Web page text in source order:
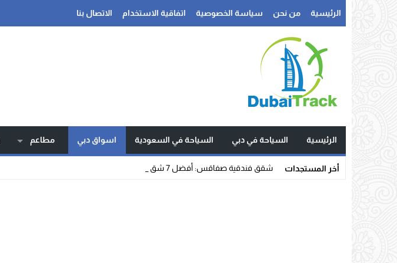
الرئيسية من نحن سياسة الخصوصية اتفاقية الاستخدام الاتصال بنا
الرئيسية السياحة في دبي السياحة في السعودية اسواق دبي مطاعم
أخر المستجدات شقق فندقية صفاقس: أفضل 7 شقق فندقية في صفاقس لع _